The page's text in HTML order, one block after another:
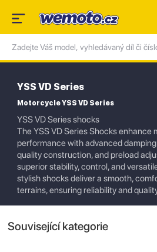
YSS VD Series
Motorcycle YSS VD Series
YSS VD Series shocks
The YSS VD Series Shocks enhance
performance with advanced
quality construction, and preload
superior stability, control, and
stylish shocks deliver a smooth,
terrains, ensuring reliability and
Související kategorie